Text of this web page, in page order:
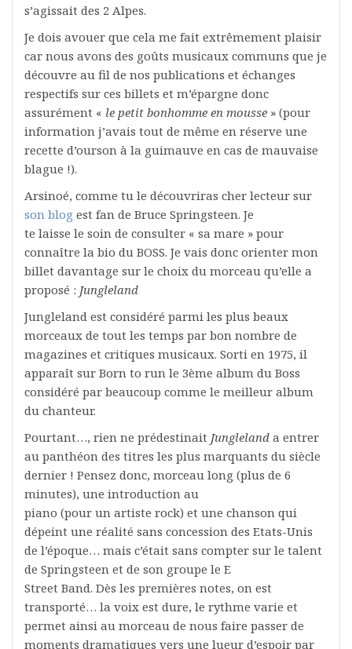
s’agissait des 2 Alpes.
Je dois avouer que cela me fait extrêmement plaisir
car nous avons des goûts musicaux communs que je
découvre au fil de nos publications et échanges
respectifs sur ces billets et m’épargne donc
assurément « le petit bonhomme en mousse » (pour
information j’avais tout de même en réserve une
recette d’ourson à la guimauve en cas de mauvaise
blague !).
Arsinoé, comme tu le découvriras cher lecteur sur
son blog est fan de Bruce Springsteen. Je
te laisse le soin de consulter « sa mare » pour
connaître la bio du BOSS. Je vais donc orienter mon
billet davantage sur le choix du morceau qu’elle a
proposé : Jungleland
Jungleland est considéré parmi les plus beaux
morceaux de tout les temps par bon nombre de
magazines et critiques musicaux. Sorti en 1975, il
apparaît sur Born to run le 3ème album du Boss
considéré par beaucoup comme le meilleur album
du chanteur.
Pourtant…, rien ne prédestinait Jungleland a entrer
au panthéon des titres les plus marquants du siècle
dernier ! Pensez donc, morceau long (plus de 6
minutes), une introduction au
piano (pour un artiste rock) et une chanson qui
dépeint une réalité sans concession des Etats-Unis
de l’époque… mais c’était sans compter sur le talent
de Springsteen et de son groupe le E
Street Band. Dès les premières notes, on est
transporté… la voix est dure, le rythme varie et
permet ainsi au morceau de nous faire passer de
moments dramatiques vers une lueur d’espoir par